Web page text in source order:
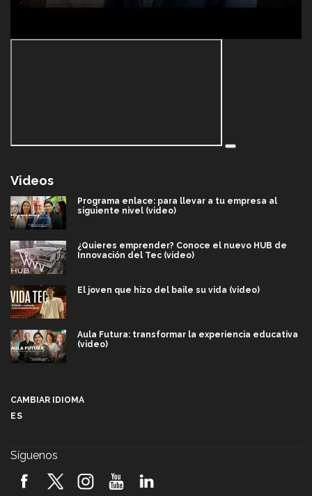
Videos
Programa enlace: para llevar a tu empresa al
siguiente nivel (video)
¿Quieres emprender? Conoce el nuevo HUB de
Innovación del Tec (video)
El joven que hizo del baile su vida (video)
Aula Futura: transformar la experiencia educativa
(video)
2026! (video)
CAMBIAR IDIOMA
ES
Síguenos